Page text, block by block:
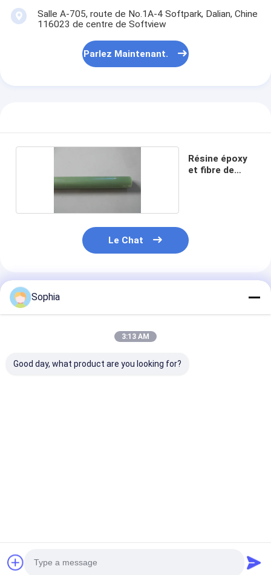
Salle A-705, route de No.1A-4 Softpark, Dalian, Chine
116023 de centre de Softview
Parlez Maintenant.
Résine époxy
et fibre de
Le Chat
Produits Recommandés
Sophia
3:13 AM
Good day, what product are you looking for?